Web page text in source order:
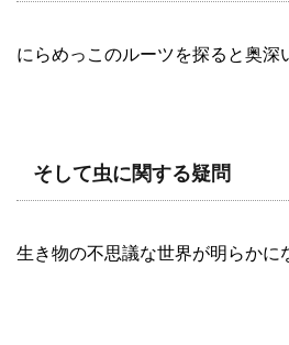
にらめっこのルーツを探ると奥深
そして虫に関する疑問
生き物の不思議な世界が明らかに